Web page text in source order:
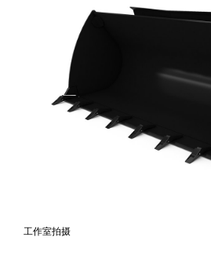
工作室拍摄